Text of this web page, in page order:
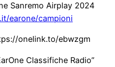
Sanremo Airplay 2024
earone/campioni
onelink.to/ebwzgm
Classifiche Radio”